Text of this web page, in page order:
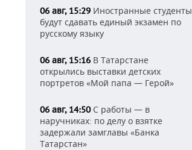
06 авг, 15:29 Иностранные студенты
будут сдавать единый экзамен по
русскому языку
06 авг, 15:16 В Татарстане
открылись выставки детских
портретов «Мой папа — Герой»
06 авг, 14:50С работы — в
наручниках: по делу о взятке
задержали замглавы «Банка
Татарстан»